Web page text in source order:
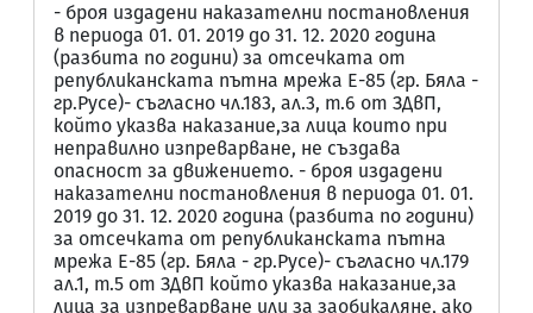
- броя издадени наказателни постановления
в периода 01. 01. 2019 до 31. 12. 2020 година
(разбита по години) за отсечката от
републиканската пътна мрежа Е-85 (гр. Бяла -
гр.Русе)- съгласно чл.183, ал.3, т.6 от ЗДвП,
който указва наказание,за лица които при
неправилно изпреварване, не създава
опасност за движението. - броя издадени
наказателни постановления в периода 01. 01.
2019 до 31. 12. 2020 година (разбита по години)
за отсечката от републиканската пътна
мрежа Е-85 (гр. Бяла - гр.Русе)- съгласно чл.179
ал.1, т.5 от ЗДвП който указва наказание,за
лица за изпреварване или за заобикаляне, ако